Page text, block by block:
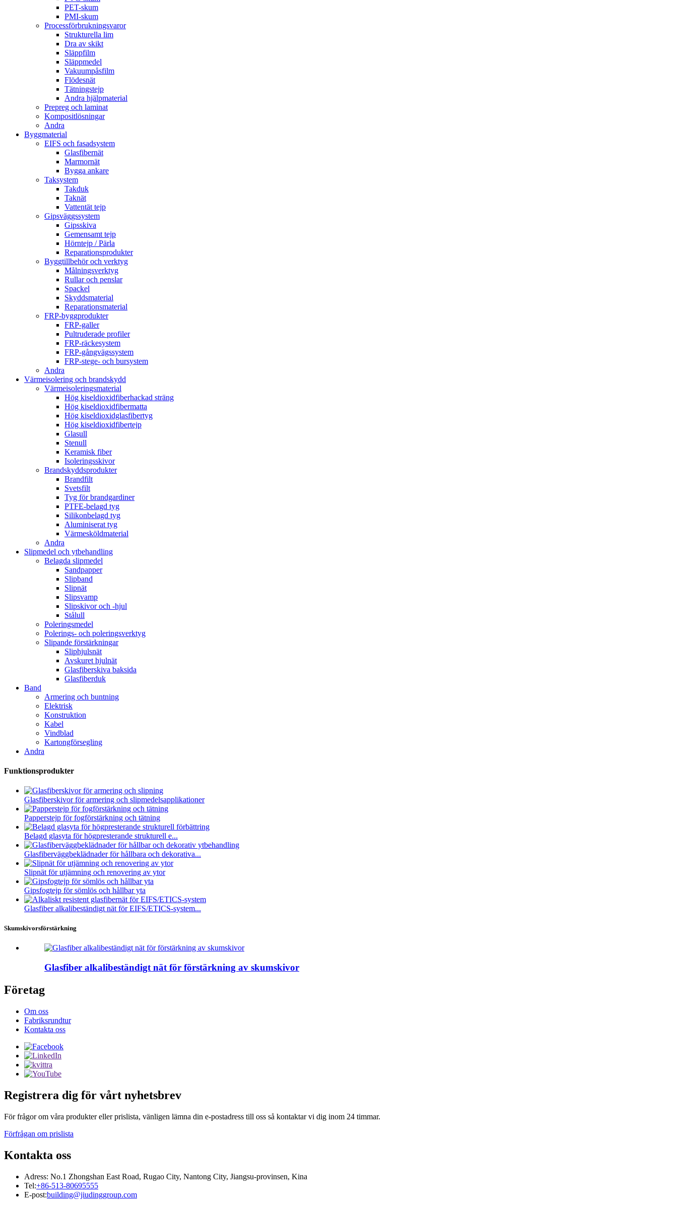
PET-skum
PMI-skum
Processförbrukningsvaror
Strukturella lim
Dra av skikt
Släppfilm
Släppmedel
Vakuumpåsfilm
Flödesnät
Tätningstejp
Andra hjälpmaterial
Prepreg och laminat
Kompositlösningar
Andra
Byggmaterial
EIFS och fasadsystem
Glasfibernät
Marmornät
Bygga ankare
Taksystem
Takduk
Taknät
Vattentät tejp
Gipsväggssystem
Gipsskiva
Gemensamt tejp
Hörntejp / Pärla
Reparationsprodukter
Byggtillbehör och verktyg
Målningsverktyg
Rullar och penslar
Spackel
Skyddsmaterial
Reparationsmaterial
FRP-byggprodukter
FRP-galler
Pultruderade profiler
FRP-räckesystem
FRP-gångvägssystem
FRP-stege- och bursystem
Andra
Värmeisolering och brandskydd
Värmeisoleringsmaterial
Hög kiseldioxidfiberhackad sträng
Hög kiseldioxidfibermatta
Hög kiseldioxidglasfibertyg
Hög kiseldioxidfibertejp
Glasull
Stenull
Keramisk fiber
Isoleringsskivor
Brandskyddsprodukter
Brandfilt
Svetsfilt
Tyg för brandgardiner
PTFE-belagd tyg
Silikonbelagd tyg
Aluminiserat tyg
Värmesköldmaterial
Andra
Slipmedel och ytbehandling
Belagda slipmedel
Sandpapper
Slipband
Slipnät
Slipsvamp
Slipskivor och -hjul
Stålull
Poleringsmedel
Polerings- och poleringsverktyg
Slipande förstärkningar
Sliphjulsnät
Avskuret hjulnät
Glasfiberskiva baksida
Glasfiberduk
Band
Armering och buntning
Elektrisk
Konstruktion
Kabel
Vindblad
Kartongförsegling
Andra
Funktionsprodukter
Glasfiberskivor för armering och slipmedelsapplikationer
Papperstejp för fogförstärkning och tätning
Belagd glasyta för högpresterande strukturell e...
Glasfiberväggbeklädnader för hållbara och dekorativa...
Slipnät för utjämning och renovering av ytor
Gipsfogtejp för sömlös och hållbar yta
Glasfiber alkalibeständigt nät för EIFS/ETICS-system...
Skumskivorsförstärkning
Glasfiber alkalibeständigt nät för förstärkning av skumskivor
Företag
Om oss
Fabriksrundtur
Kontakta oss
Registrera dig för vårt nyhetsbrev
För frågor om våra produkter eller prislista, vänligen lämna din e-postadress till oss så kontaktar vi dig inom 24 timmar.
Förfrågan om prislista
Kontakta oss
Adress: No.1 Zhongshan East Road, Rugao City, Nantong City, Jiangsu-provinsen, Kina
Tel:+86-513-80695555
E-post:building@jiudinggroup.com